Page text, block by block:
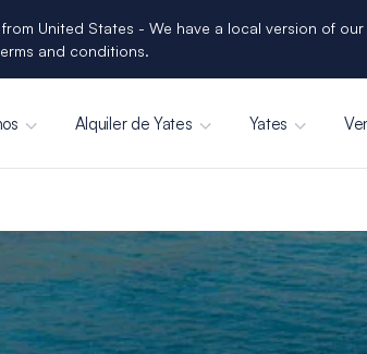
United States - We have a local version of
and conditions.
Alquiler de Yates Yates